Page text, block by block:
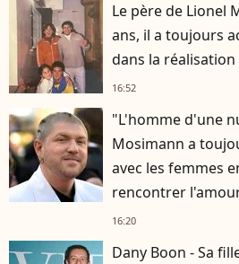
Le père de Lionel
ans, il a toujours
dans la réalisation
16:52
"L'homme d'une
Mosimann a
avec les femmes
rencontrer
16:20
Dany Boon - Sa